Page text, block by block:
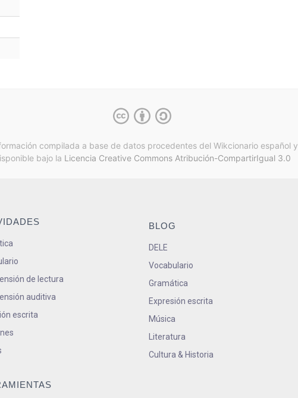
compilada a base de datos procedentes del Wikcionario español y
bajo la Licencia Creative Commons Atribución-CompartirIgual 3.0
de lectura
auditiva
escrita
BLOG
DELE
Vocabulario
Gramática
Expresión escrita
Música
Literatura
Cultura & Historia